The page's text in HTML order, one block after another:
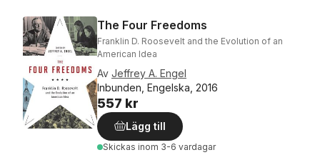
The Four Freedoms
Franklin D. Roosevelt and the Evolution of an
American Idea
Av Jeffrey A. Engel
Inbunden, Engelska, 2016
557 kr
Lägg till
Skickas inom 3-6 vardagar